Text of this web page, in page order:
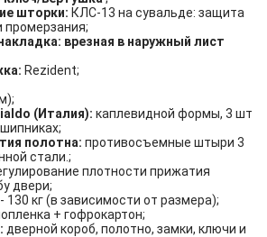
шторки: КЛС-13 на сувальде: защита
промерзания;
врезная в наружный лист
Rezident;
(Италия): каплевидной формы, 3 шт
полотна: противосъемные штыри 3
стали.;
плотности прижатия
двери;
130 кг (в зависимости от размера);
+ гофрокартон;
дверной короб, полотно, замки, ключи и